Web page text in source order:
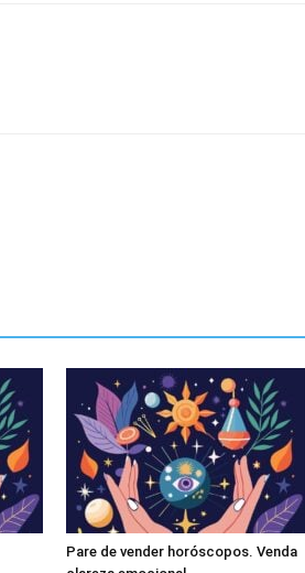
Pare de vender horóscopos. Venda